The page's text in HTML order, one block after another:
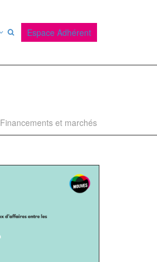
Espace Adhérent
Financements et marchés